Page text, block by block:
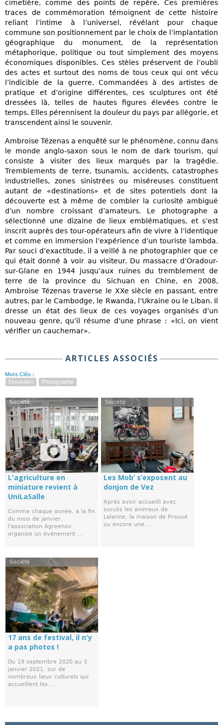
cimetière, comme des points de repère. Ces premières
traces de commémoration témoignent de cette histoire
reliant l’intime à l’universel, révélant pour chaque
commune son positionnement par le choix de l’implantation
géographique du monument, de la représentation
métaphorique, politique ou tout simplement des moyens
économiques disponibles. Ces stèles préservent de l’oubli
des actes et surtout des noms de tous ceux qui ont vécu
l’indicible de la guerre. Commandées à des artistes de
pratique et d’origine différentes, ces sculptures ont été
dressées là, telles de hautes figures élevées contre le
temps. Elles pérennisent la douleur du pays par allégorie, et
transcendent ainsi le souvenir.
Ambroise Tézenas a enquêté sur le phénomène, connu dans
le monde anglo-saxon sous le nom de dark tourism, qui
consiste à visiter des lieux marqués par la tragédie.
Tremblements de terre, tsunamis, accidents, catastrophes
industrielles, zones sinistrées ou miséreuses constituent
autant de «destinations» et de sites potentiels dont la
découverte est à même de combler la curiosité ambiguë
d’un nombre croissant d’amateurs. Le photographe a
sélectionné une dizaine de lieux emblématiques, et s’est
inscrit auprès des tour-opérateurs afin de vivre à l’identique
et comme en immersion l’expérience d’un touriste lambda.
Par souci d’exactitude, il a veillé à ne photographier que ce
qui était donné à voir au visiteur. Du massacre d’Oradour-
sur-Glane en 1944 jusqu’aux ruines du tremblement de
terre de la province du Sichuan en Chine, en 2008,
Ambroise Tézenas traverse le XXe siècle en passant, entre
autres, par le Cambodge, le Rwanda, l’Ukraine ou le Liban. Il
dresse un état des lieux de ces voyages organisés d’un
nouveau genre, qu’il résume d’une phrase : «Ici, on vient
vérifier un cauchemar».
ARTICLES ASSOCIÉS
Mots Clés :
Exposition
Photographie
Société
L'agriculture en
miniature revient à
UniLaSalle
Comme chaque année, à la fin
du mois de janvier,
l'association Agreenov
organise un événement ...
Société
Les Mob’ s’exposent au
donjon de Vez
Après avoir accueilli avec
succès les animaux de
Lalanne, la maison de Prouvé
ou encore une ...
Société
17 ans de festival, il n'y
a pas photos !
Du 19 septembre 2020 au 3
janvier 2021, sur de
nombreux lieux culturels qui
accueillent les ...